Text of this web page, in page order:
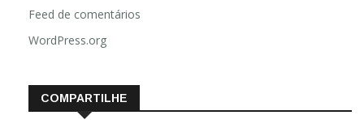
Feed de comentários
WordPress.org
COMPARTILHE